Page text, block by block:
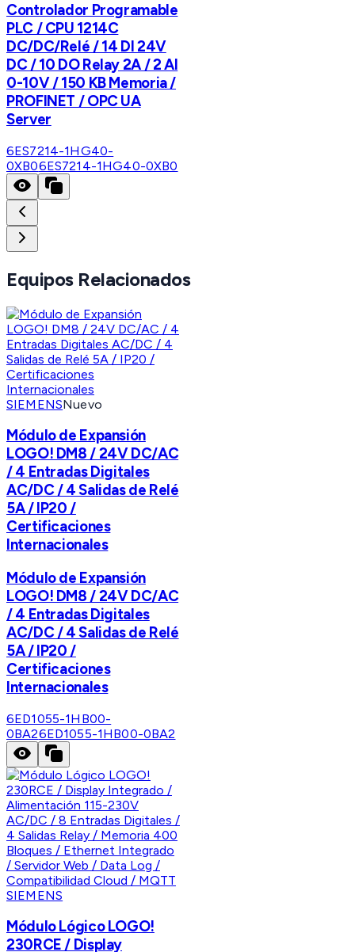
Controlador Programable
PLC / CPU 1214C
DC/DC/Relé / 14 DI 24V
DC / 10 DO Relay 2A / 2 AI
0-10V / 150 KB Memoria /
PROFINET / OPC UA
Server
6ES7214-1HG40-
0XB06ES7214-1HG40-0XB0
Equipos Relacionados
SIEMENSNuevo
Módulo de Expansión
LOGO! DM8 / 24V DC/AC
/ 4 Entradas Digitales
AC/DC / 4 Salidas de Relé
5A / IP20 /
Certificaciones
Internacionales
Módulo de Expansión
LOGO! DM8 / 24V DC/AC
/ 4 Entradas Digitales
AC/DC / 4 Salidas de Relé
5A / IP20 /
Certificaciones
Internacionales
6ED1055-1HB00-
0BA26ED1055-1HB00-0BA2
SIEMENS
Módulo Lógico LOGO!
230RCE / Display